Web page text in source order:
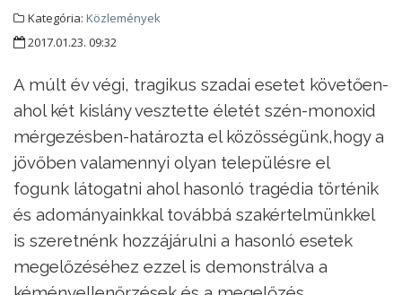
Kategória: Közlemények
2017.01.23. 09:32
A múlt év végi, tragikus szadai esetet követően-
ahol két kislány vesztette életét szén-monoxid
mérgezésben-határozta el közösségünk,hogy a
jövőben valamennyi olyan településre el
fogunk látogatni ahol hasonló tragédia történik
és adományainkkal továbbá szakértelmünkkel
is szeretnénk hozzájárulni a hasonló esetek
megelőzéséhez ezzel is demonstrálva a